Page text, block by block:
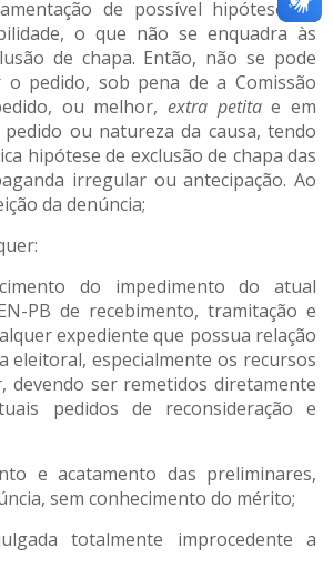
de possível hipótese de
o que não se enquadra às
de chapa. Então, não se pode
pedido, sob pena de a Comissão
ou melhor, extra petita e em
ou natureza da causa, tendo
hipótese de exclusão de chapa das
irregular ou antecipação. Ao
da denúncia;
do impedimento do atual
PB de recebimento, tramitação e
expediente que possua relação
eleitoral, especialmente os recursos
devendo ser remetidos diretamente
pedidos de reconsideração e
e acatamento das preliminares,
sem conhecimento do mérito;
totalmente improcedente a